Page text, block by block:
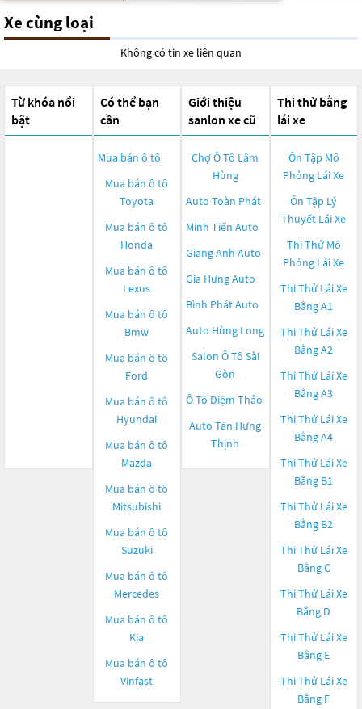
Xe cùng loại
Không có tin xe liên quan
Từ khóa nổi
bật
Có thể bạn
cần
Mua bán ô tô
Mua bán ô tô
Toyota
Mua bán ô tô
Honda
Mua bán ô tô
Lexus
Mua bán ô tô
Bmw
Mua bán ô tô
Ford
Mua bán ô tô
Hyundai
Mua bán ô tô
Mazda
Mua bán ô tô
Mitsubishi
Mua bán ô tô
Suzuki
Mua bán ô tô
Mercedes
Mua bán ô tô
Kia
Mua bán ô tô
Vinfast
Giới thiệu
sanlon xe cũ
Chợ Ô Tô Lâm
Hùng
Auto Toàn Phát
Minh Tiến Auto
Giang Anh Auto
Gia Hưng Auto
Bình Phát Auto
Auto Hùng Long
Salon Ô Tô Sài
Gòn
Ô Tô Diệm Thảo
Auto Tân Hưng
Thịnh
Thi thử bằng
lái xe
Ôn Tập Mô
Phỏng Lái Xe
Ôn Tập Lý
Thuyết Lái Xe
Thi Thử Mô
Phỏng Lái Xe
Thi Thử Lái Xe
Bằng A1
Thi Thử Lái Xe
Bằng A2
Thi Thử Lái Xe
Bằng A3
Thi Thử Lái Xe
Bằng A4
Thi Thử Lái Xe
Bằng B1
Thi Thử Lái Xe
Bằng B2
Thi Thử Lái Xe
Bằng C
Thi Thử Lái Xe
Bằng D
Thi Thử Lái Xe
Bằng E
Thi Thử Lái Xe
Bằng F